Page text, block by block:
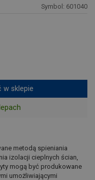
Symbol: 601040
w sklepie
metodą spieniania
izolacji cieplnych ścian,
mogą być produkowane
umożliwiającymi